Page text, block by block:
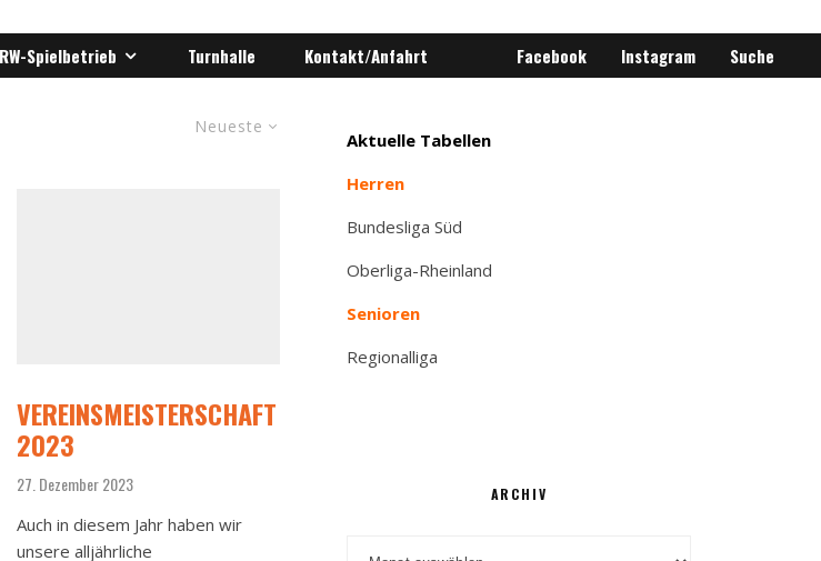
Spielbetrieb Turnhalle Kontakt/Anfahrt Facebook Instagram Suche
Neueste
VEREINSMEISTERSCHAFT
2023
27. Dezember 2023
Auch in diesem Jahr haben wir
unsere alljährliche
Aktuelle Tabellen
Herren
Bundesliga Süd
Oberliga-Rheinland
Senioren
Regionalliga
ARCHIV